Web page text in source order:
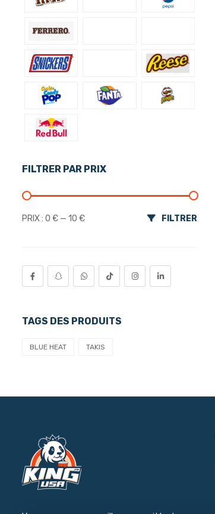
FILTRER PAR PRIX
Prix min
Prix max
FILTRER
PRIX : 0 € — 10 €
TAGS DES PRODUITS
BLUE HEAT TAKIS